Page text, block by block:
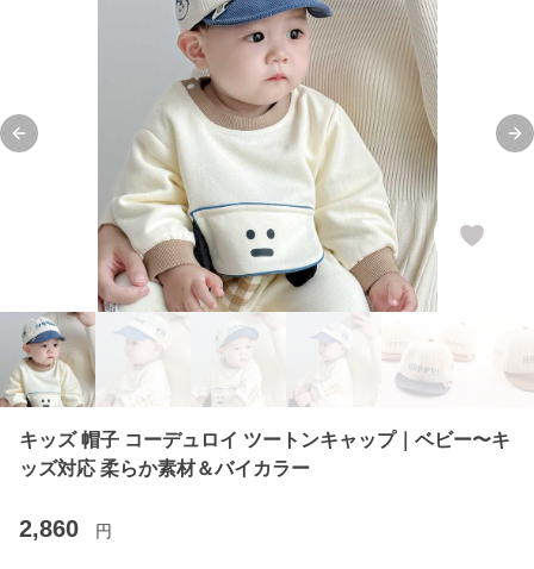
Previous slide
キッズ 帽子 コーデュロイ ツートンキャップ｜ベビー〜キ
ッズ対応 柔らか素材＆バイカラー
2,860 円